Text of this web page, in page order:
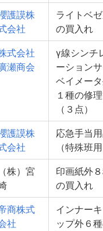
護謨株
会社
ライトベ
の買入れ
式会社
瀬商会
γ線シンチ
ーション
ベイメー
１種の修
（３点）
護謨株
会社
応急手当
（特殊班用
（株）宮
印画紙外
の買入れ
商株式
社
インナー
ップ外６